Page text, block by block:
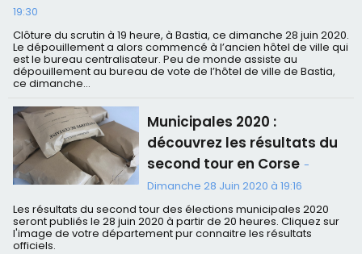
19:30
Clôture du scrutin à 19 heure, à Bastia, ce dimanche 28 juin 2020.
Le dépouillement a alors commencé à l’ancien hôtel de ville qui
est le bureau centralisateur. Peu de monde assiste au
dépouillement au bureau de vote de l’hôtel de ville de Bastia,
ce dimanche...
Municipales 2020 :
découvrez les résultats du
second tour en Corse -
Dimanche 28 Juin 2020 à 19:16
Les résultats du second tour des élections municipales 2020
seront publiés le 28 juin 2020 à partir de 20 heures. Cliquez sur
l'image de votre département pur connaitre les résultats
officiels.